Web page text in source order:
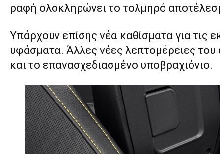
ραφή ολοκληρώνει το τολμηρό
Υπάρχουν επίσης νέα καθίσματα για τις
υφάσματα. Άλλες νέες λεπτομέρειες του
και το επανασχεδιασμένο υποβραχιόνιο.